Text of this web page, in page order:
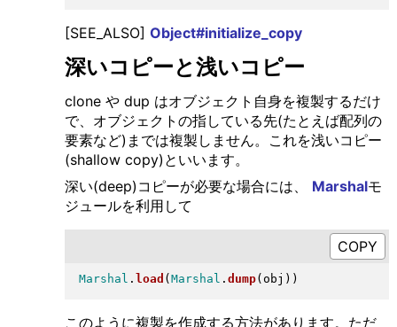
[SEE_ALSO] Object#initialize_copy
深いコピーと浅いコピー
clone や dup はオブジェクト自身を複製するだけ
で、オブジェクトの指している先(たとえば配列の
要素など)までは複製しません。これを浅いコピー
(shallow copy)といいます。
深い(deep)コピーが必要な場合には、 Marshalモ
ジュールを利用して
Marshal . load ( Marshal . dump( obj ) )
このように複製を作成する方法があります。ただ